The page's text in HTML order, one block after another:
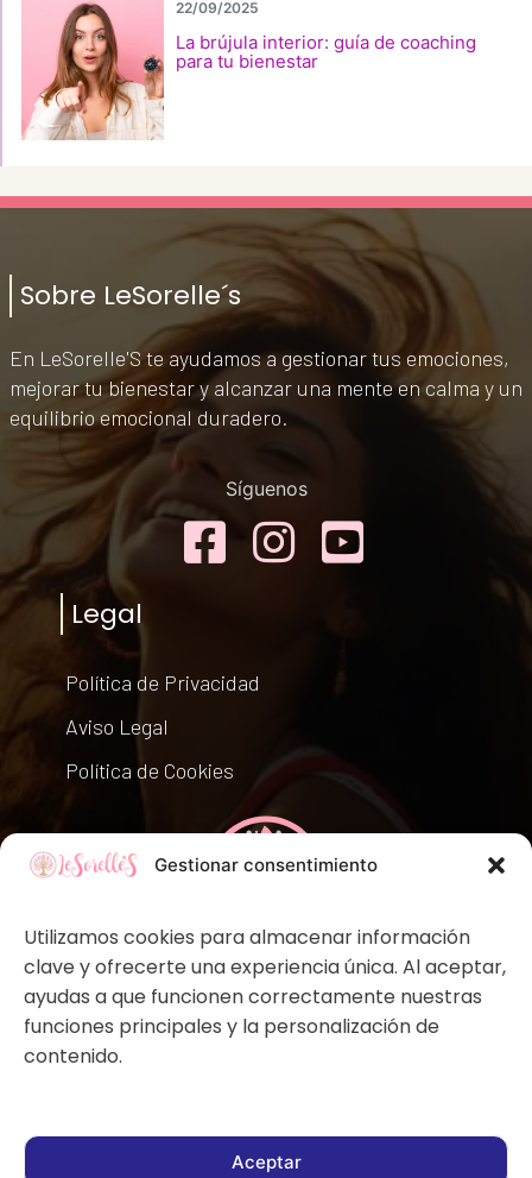
Gestionar consentimiento
Utilizamos cookies para almacenar información
clave y ofrecerte una experiencia única. Al aceptar,
ayudas a que funcionen correctamente nuestras
funciones principales y la personalización de
contenido.
Aceptar
22/09/2025
La brújula interior: guía de coaching
para tu bienestar
Sobre LeSorelle´s
En LeSorelle'S te ayudamos a gestionar tus emociones,
mejorar tu bienestar y alcanzar una mente en calma y un
equilibrio emocional duradero.
Síguenos
Facebook
Instagram
Legal
Política de Privacidad
Aviso Legal
Política de Cookies
Copyright © 2026 by LeSorelle'S. Todos los derechos